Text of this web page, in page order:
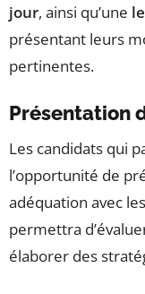
jour, ainsi qu’une
présentant leurs
pertinentes.
Présentation
Les candidats qui
l’opportunité de
adéquation avec
permettra
élaborer des